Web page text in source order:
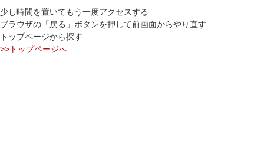
少し時間を置いてもう一度アクセスする
ブラウザの「戻る」ボタンを押して前画面からやり直す
トップページから探す
>>トップページへ